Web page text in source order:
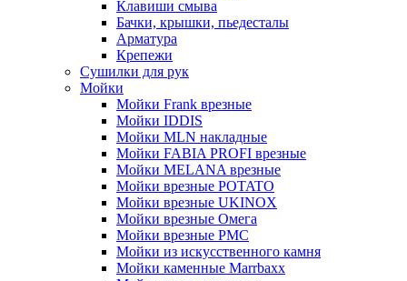
Клавиши смыва
Бачки, крышки, пьедесталы
Арматура
Крепежи
Сушилки для рук
Мойки
Мойки Frank врезные
Мойки IDDIS
Мойки MLN накладные
Мойки FABIA PROFI врезные
Мойки MELANA врезные
Мойки врезные POTATO
Мойки врезные UKINOX
Мойки врезные Омега
Мойки врезные РМС
Мойки из искусственного камня
Мойки каменные Marrbaxx